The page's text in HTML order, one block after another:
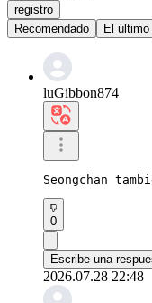
registro
Recomendado
El último
luGibbon874
Seongchan
0
Escribe una
2026.07.28 22:48